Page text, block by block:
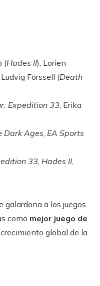
(Hades II), Lorien
Forssell (Death
Expedition 33, Erika
Dark Ages, EA Sports
33, Hades II,
galardona a los juegos
como mejor juego de
global de la